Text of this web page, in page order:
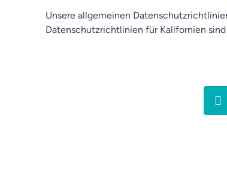
Unsere allgemeinen
Datenschutzrichtlinien für Kalifornien